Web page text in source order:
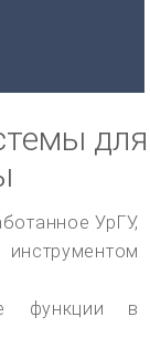
для
УрГУ,
функции в